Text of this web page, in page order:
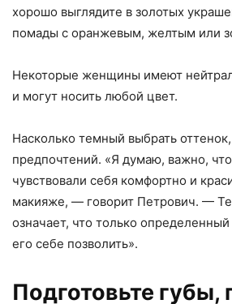
хорошо выглядите в золотых
помады с оранжевым, желтым или
Некоторые женщины имеют
и могут носить любой цвет.
Насколько темный выбрать
предпочтений. «Я думаю, важно,
чувствовали себя комфортно и
макияже, — говорит Петрович. —
означает, что только
его себе позволить».
Подготовьте губы,